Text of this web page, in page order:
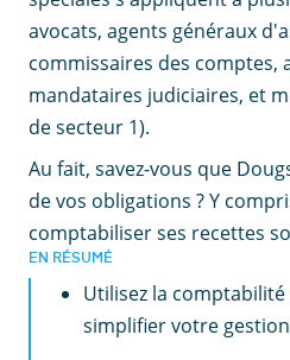
avocats, agents généraux
commissaires des
mandataires judiciaires, et
de secteur 1).
Au fait, savez-vous que
de vos obligations ? Y
comptabiliser ses recettes
EN RÉSUMÉ
Utilisez la
simplifier votre